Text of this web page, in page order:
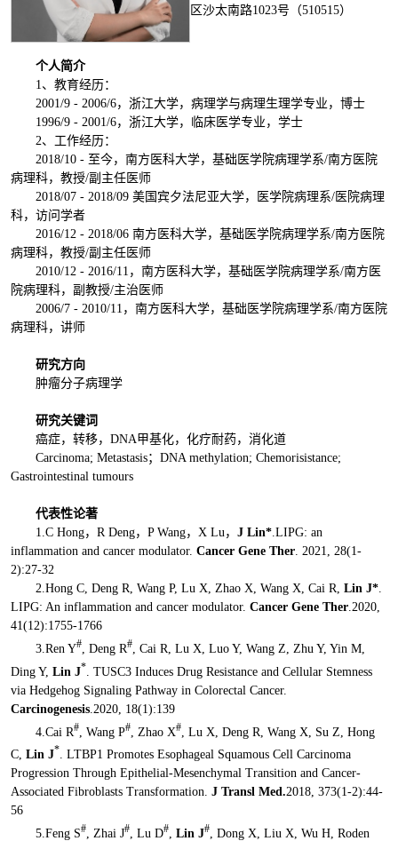
区沙太南路1023号（510515）
个人简介
1、教育经历：
2001/9 - 2006/6，浙江大学，病理学与病理生理学专业，博士
1996/9 - 2001/6，浙江大学，临床医学专业，学士
2、工作经历：
2018/10 - 至今，南方医科大学，基础医学院病理学系/南方医院
病理科，教授/副主任医师
2018/07 - 2018/09 美国宾夕法尼亚大学，医学院病理系/医院病理
科，访问学者
2016/12 - 2018/06 南方医科大学，基础医学院病理学系/南方医院
病理科，教授/副主任医师
2010/12 - 2016/11，南方医科大学，基础医学院病理学系/南方医
院病理科，副教授/主治医师
2006/7 - 2010/11，南方医科大学，基础医学院病理学系/南方医院
病理科，讲师
研究方向
肿瘤分子病理学
研究关键词
癌症，转移，DNA甲基化，化疗耐药，消化道
Carcinoma; Metastasis；DNA methylation; Chemorisistance;
Gastrointestinal tumours
代表性论著
1.C Hong，R Deng，P Wang，X Lu， J Lin*.LIPG: an
inflammation and cancer modulator. Cancer Gene Ther. 2021, 28(1-
2):27-32
2.Hong C, Deng R, Wang P, Lu X, Zhao X, Wang X, Cai R, Lin J*.
LIPG: An inflammation and cancer modulator. Cancer Gene Ther.2020,
41(12):1755-1766
3.Ren Y#, Deng R#, Cai R, Lu X, Luo Y, Wang Z, Zhu Y, Yin M,
Ding Y, Lin J* . TUSC3 Induces Drug Resistance and Cellular Stemness
via Hedgehog Signaling Pathway in Colorectal Cancer.
Carcinogenesis.2020, 18(1):139
4.Cai R#, Wang P#, Zhao X#, Lu X, Deng R, Wang X, Su Z, Hong
C, Lin J*. LTBP1 Promotes Esophageal Squamous Cell Carcinoma
Progression Through Epithelial-Mesenchymal Transition and Cancer-
Associated Fibroblasts Transformation. J Transl Med.2018, 373(1-2):44-
56
5.Feng S#, Zhai J#, Lu D#, Lin J#, Dong X, Liu X, Wu H, Roden